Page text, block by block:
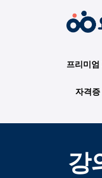
프리미엄
자격증
강